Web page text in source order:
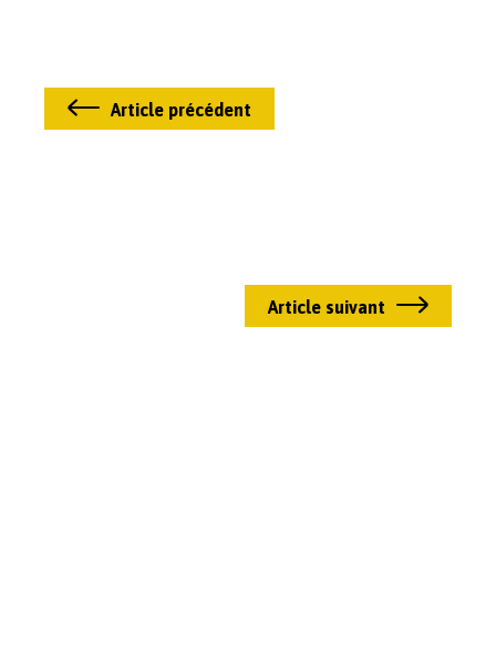
Article précédent
Article suivant